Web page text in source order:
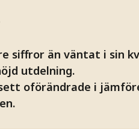
siffror än väntat i sin
utdelning.
oförändrade i